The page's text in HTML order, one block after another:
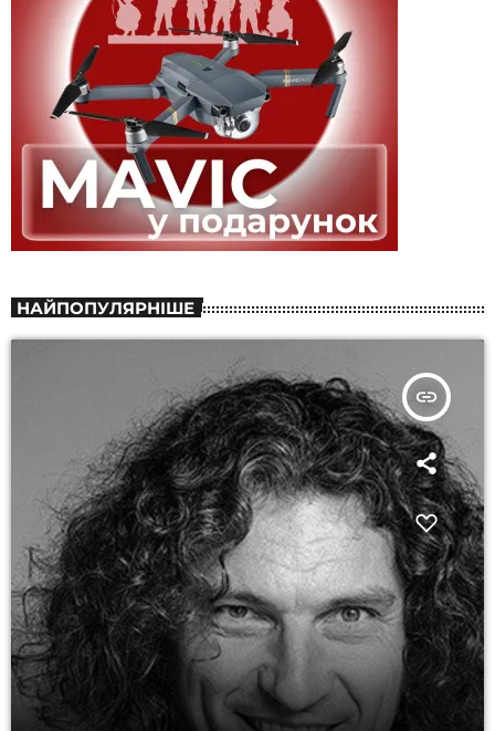
НАЙПОПУЛЯРНІШЕ
insert_link